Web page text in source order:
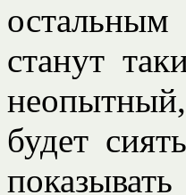
станут
будет